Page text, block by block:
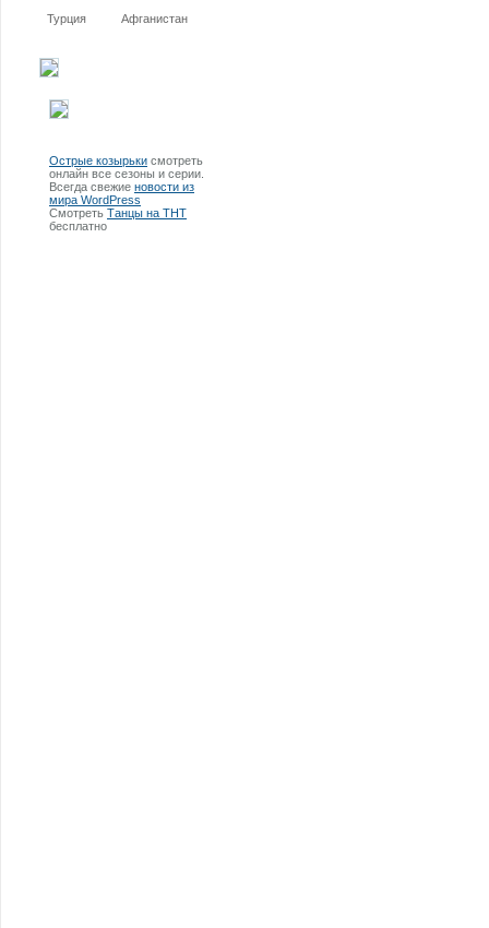
Турция Афганистан
Острые козырьки смотреть
онлайн все сезоны и серии.
Всегда свежие новости из
мира WordPress
Смотреть Танцы на ТНТ
бесплатно